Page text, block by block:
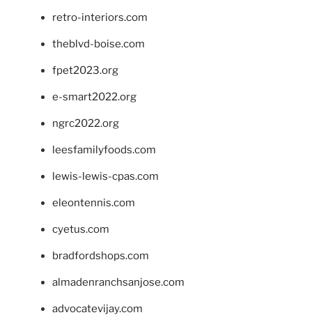
retro-interiors.com
theblvd-boise.com
fpet2023.org
e-smart2022.org
ngrc2022.org
leesfamilyfoods.com
lewis-lewis-cpas.com
eleontennis.com
cyetus.com
bradfordshops.com
almadenranchsanjose.com
advocatevijay.com